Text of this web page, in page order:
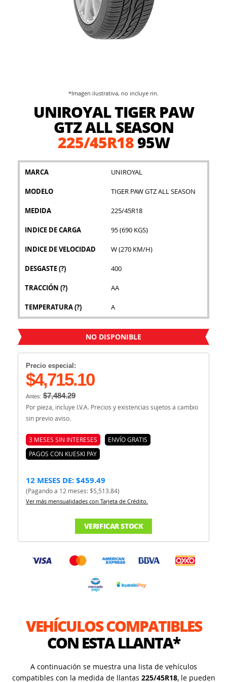
UNIROYAL TIGER PAW
GTZ ALL SEASON
225/45R1895W
MARCA UNIROYAL
MODELO TIGER PAW GTZ ALL SEASON
MEDIDA 225/45R18
INDICE DE CARGA 95 (690 KGS)
INDICE DE VELOCIDAD W (270 KM/H)
DESGASTE(?) 400
TRACCIÓN (?) AA
TEMPERATURA(?) A
NO DISPONIBLE
Precio especial:
$4,715.10
Antes: $7,484.29
Por pieza, incluye I.V.A. Precios y existencias sujetos a cambio
sin previo aviso.
3 MESES SIN INTERESES
ENVÍO GRATIS
PAGOS CON KUESKI PAY
12 MESES DE: $459.49
(Pagando a 12 meses: $5,513.84)
Ver más mensualidades con Tarjeta de Crédito.
VERIFICAR STOCK
*Imagen ilustrativa, no incluye rin.
de
imágenes
VEHÍCULOS COMPATIBLES
CON ESTA LLANTA*
A continuación se muestra una lista de vehículos
compatibles con la medida de llantas 225/45R18, le pueden